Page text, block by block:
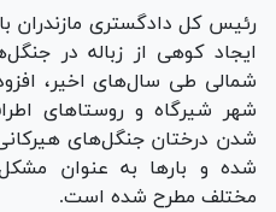
رئیس کل دادگستری مازندران
ایجاد کوهی از زباله در
شهر شیرگاه و روستا‌های
شدن درختان جنگل‌های
شده و بار‌ها به عنوان
مختلف مطرح شده است.